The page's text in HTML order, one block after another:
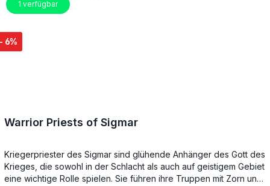
Bausatz enthält 9 Kunststoffteile und 1 Citadel-Quadratbase (25
werden – wir empfehlen die Verwendung von Citadel-
Kunststoffkleber und Citadel-Colour-Farben.
1 verfügbar
6%
Warrior Priests of Sigmar
Kriegerpriester des Sigmar sind glühende Anhänger des Gott des
Krieges, die sowohl in der Schlacht als auch auf geistigem Gebiet
eine wichtige Rolle spielen. Sie führen ihre Truppen mit Zorn und